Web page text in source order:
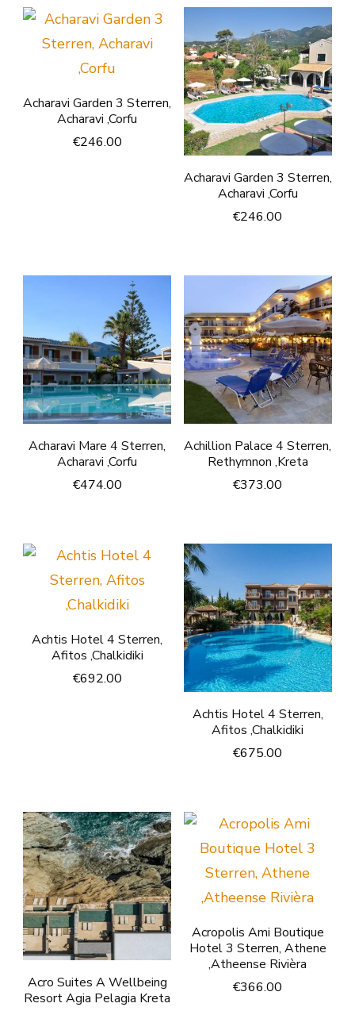
Acharavi Garden 3 Sterren,
Acharavi ,Corfu
€246.00
Acharavi Garden 3 Sterren,
Acharavi ,Corfu
€246.00
Acharavi Mare 4 Sterren,
Acharavi ,Corfu
€474.00
Achillion Palace 4 Sterren,
Rethymnon ,Kreta
€373.00
Achtis Hotel 4 Sterren,
Afitos ,Chalkidiki
€692.00
Achtis Hotel 4 Sterren,
Afitos ,Chalkidiki
€675.00
Acro Suites A Wellbeing
Resort Agia Pelagia Kreta
Acropolis Ami Boutique
Hotel 3 Sterren, Athene
,Atheense Rivièra
€366.00